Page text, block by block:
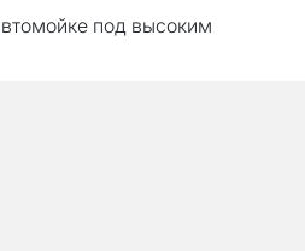
под высоким